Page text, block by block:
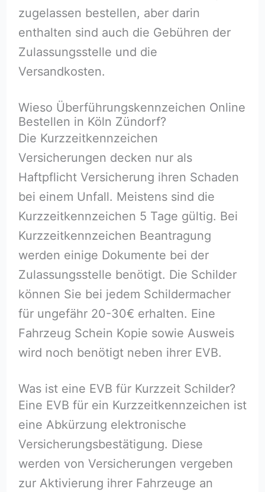
zugelassen bestellen, aber darin
enthalten sind auch die Gebühren der
Zulassungsstelle und die
Versandkosten.
Wieso Überführungskennzeichen Online
Bestellen in Köln Zündorf?
Die Kurzzeitkennzeichen
Versicherungen decken nur als
Haftpflicht Versicherung ihren Schaden
bei einem Unfall. Meistens sind die
Kurzzeitkennzeichen 5 Tage gültig. Bei
Kurzzeitkennzeichen Beantragung
werden einige Dokumente bei der
Zulassungsstelle benötigt. Die Schilder
können Sie bei jedem Schildermacher
für ungefähr 20-30€ erhalten. Eine
Fahrzeug Schein Kopie sowie Ausweis
wird noch benötigt neben ihrer EVB.
Was ist eine EVB für Kurzzeit Schilder?
Eine EVB für ein Kurzzeitkennzeichen ist
eine Abkürzung elektronische
Versicherungsbestätigung. Diese
werden von Versicherungen vergeben
zur Aktivierung ihrer Fahrzeuge an